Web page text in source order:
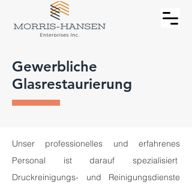
Gewerbliche
Glasrestaurierung
Unser professionelles und erfahrenes
Personal ist darauf spezialisiert
Druckreinigungs- und Reinigungsdienste